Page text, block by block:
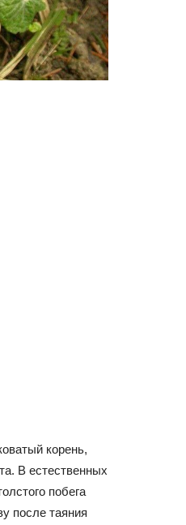
корень,
В естественных
побега
после таяния